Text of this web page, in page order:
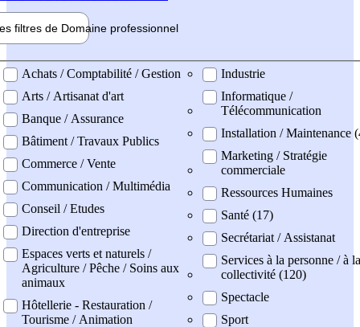
filtres de Domaine professionnel
professionel
Achats / Comptabilité / Gestion
Arts / Artisanat d'art
Banque / Assurance
Bâtiment / Travaux Publics
Commerce / Vente
Communication / Multimédia
Conseil / Etudes
Direction d'entreprise
Espaces verts et naturels /
Agriculture / Pêche / Soins aux
animaux
Hôtellerie - Restauration /
Tourisme / Animation
Industrie
Informatique /
Télécommunication
Installation / Maintenance
Marketing / Stratégie
commerciale
Ressources Humaines
Santé (17)
Secrétariat / Assistanat
Services à la personne / à la
collectivité (120)
Spectacle
Sport